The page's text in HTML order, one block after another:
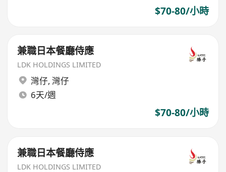
$70-80/小時
兼職日本餐廳侍應
LDK HOLDINGS LIMITED
灣仔, 灣仔
6天/週
$70-80/小時
兼職日本餐廳侍應
LDK HOLDINGS LIMITED